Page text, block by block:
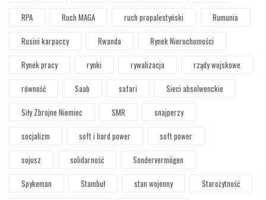
RPA
Ruch MAGA ruch propalestyński
Rumunia
Rusini karpaccy
Rwanda
Rynek Nieruchomości
Rynek pracy
rynki rywalizacja
rządy wojskowe
równość
Saab safari
Sieci absolwenckie
Siły Zbrojne Niemiec
SMR
snajperzy
socjalizm
soft i hard power
soft power
sojusz
solidarność
Sondervermögen
Spykeman
Stambuł stan wojenny
Starożytność